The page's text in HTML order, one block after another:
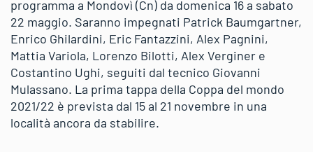
programma a Mondovì (Cn) da domenica 16 a sabato
22 maggio. Saranno impegnati Patrick Baumgartner,
Enrico Ghilardini, Eric Fantazzini, Alex Pagnini,
Mattia Variola, Lorenzo Bilotti, Alex Verginer e
Costantino Ughi, seguiti dal tecnico Giovanni
Mulassano. La prima tappa della Coppa del mondo
2021/22 è prevista dal 15 al 21 novembre in una
località ancora da stabilire.